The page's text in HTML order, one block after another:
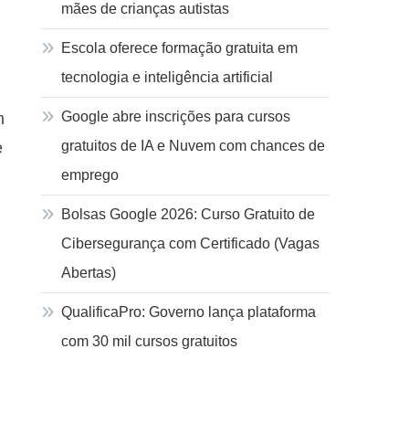
mães de crianças autistas
Escola oferece formação gratuita em
tecnologia e inteligência artificial
Google abre inscrições para cursos
gratuitos de IA e Nuvem com chances de
emprego
Bolsas Google 2026: Curso Gratuito de
Cibersegurança com Certificado (Vagas
Abertas)
QualificaPro: Governo lança plataforma
com 30 mil cursos gratuitos